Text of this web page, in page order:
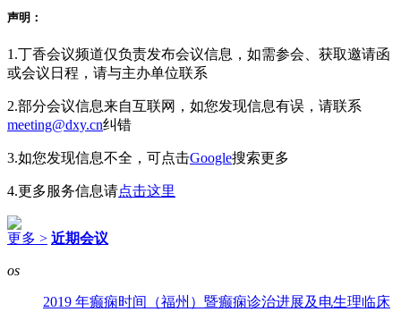
声明：
1.丁香会议频道仅负责发布会议信息，如需参会、获取邀请函
或会议日程，请与主办单位联系
2.部分会议信息来自互联网，如您发现信息有误，请联系
meeting@dxy.cn纠错
3.如您发现信息不全，可点击Google搜索更多
4.更多服务信息请点击这里
更多 > 近期会议
os
2019 年癫痫时间（福州）暨癫痫诊治进展及电生理临床